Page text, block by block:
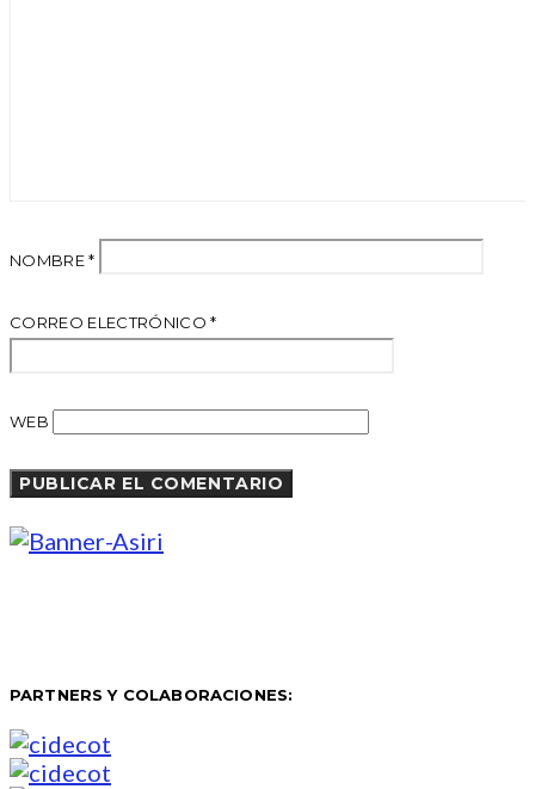
NOMBRE*
CORREO ELECTRÓNICO*
WEB
PARTNERS Y COLABORACIONES: